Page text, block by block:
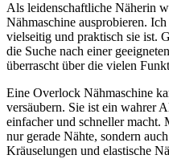
Als leidenschaftliche Näherin
Nähmaschine ausprobieren.
vielseitig und praktisch sie ist.
die Suche nach einer
überrascht über die vielen
Eine Overlock Nähmaschine
versäubern. Sie ist ein wahrer
einfacher und schneller macht.
nur gerade Nähte, sondern
Kräuselungen und elastische